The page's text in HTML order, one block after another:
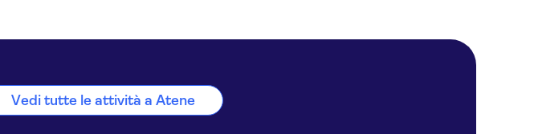
Vedi tutte le attività a Atene